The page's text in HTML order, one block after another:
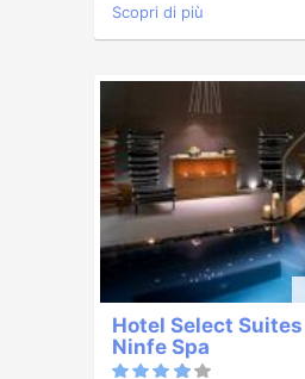
Scopri di più
Hotel Select Suites
Ninfe Spa